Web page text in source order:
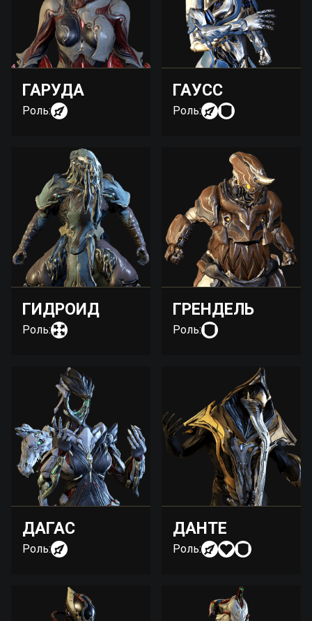
ГАРУДА
Роль:
ГАУСС
Роль:
ГИДРОИД
Роль:
ГРЕНДЕЛЬ
Роль:
ДАГАС
Роль:
ДАНТЕ
Роль: